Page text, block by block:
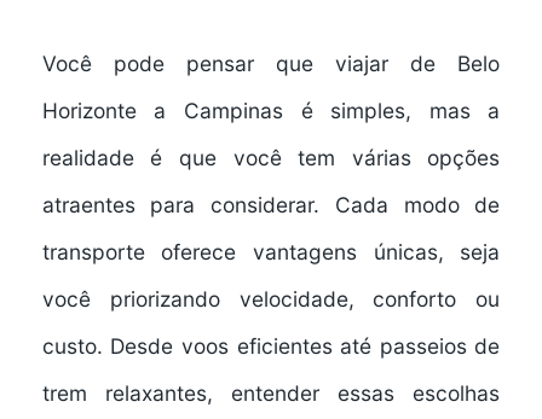
Você pode pensar que viajar de Belo
Horizonte a Campinas é simples, mas a
realidade é que você tem várias opções
atraentespara considerar. Cada modo de
transporte oferece vantagens únicas, seja
você priorizando velocidade, conforto ou
custo. Desde voos eficientesaté passeios de
trem relaxantes, entender essas escolhas